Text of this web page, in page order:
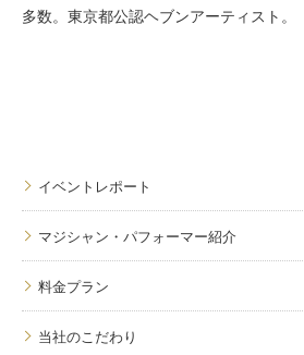
多数。東京都公認ヘブンアーティスト。
イベントレポート
マジシャン・パフォーマー紹介
料金プラン
当社のこだわり